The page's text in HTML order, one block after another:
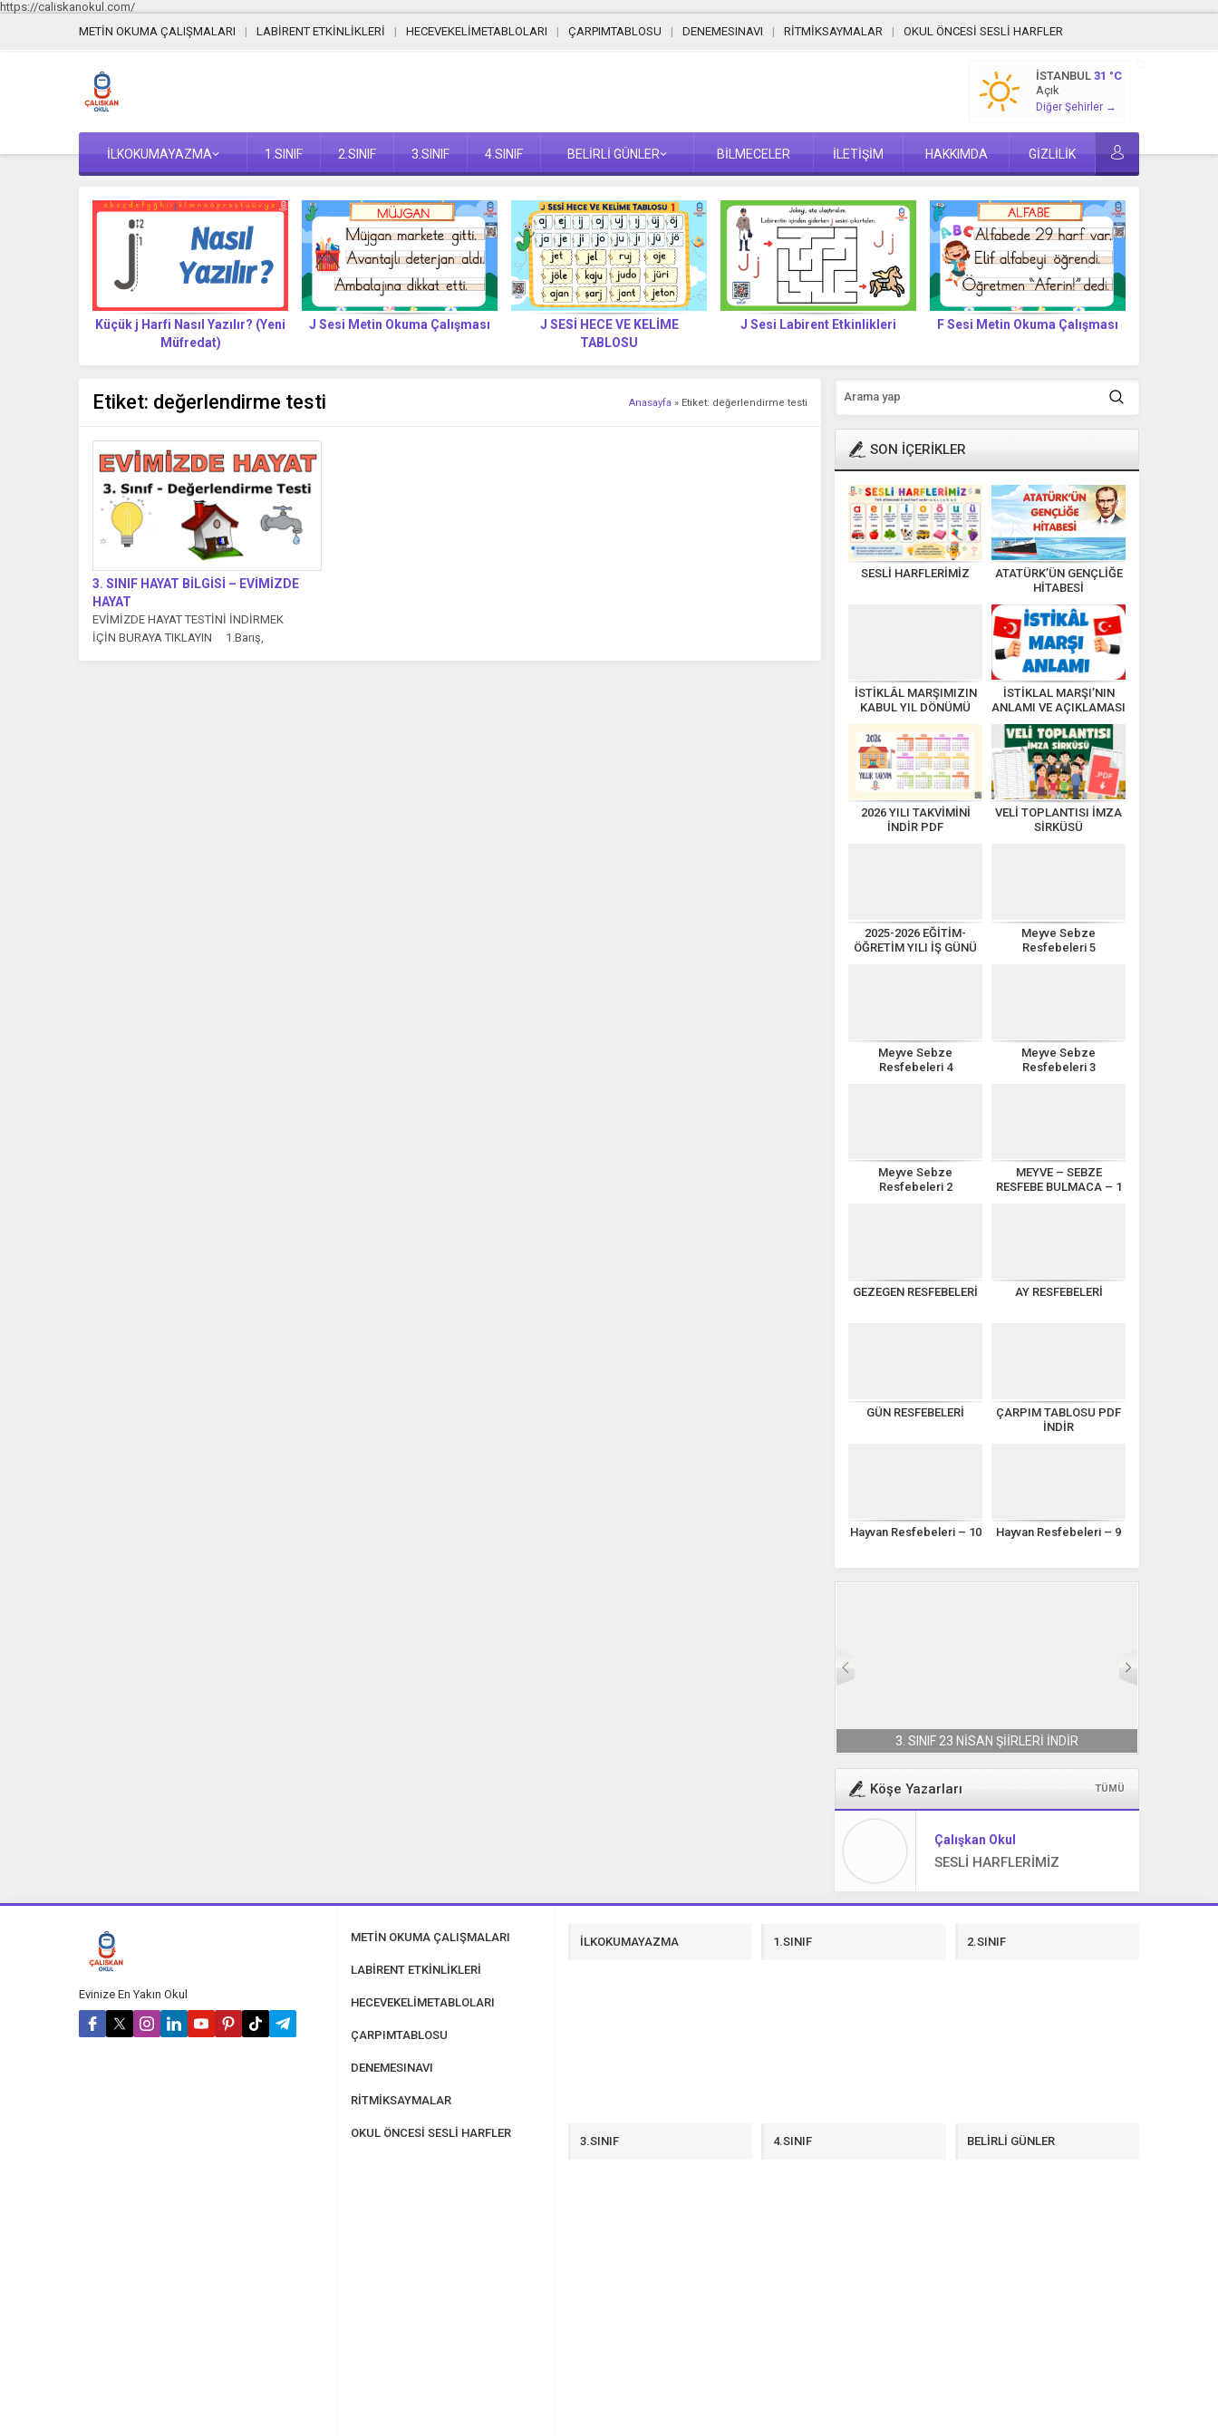
https://caliskanokul.com/
METİN OKUMA ÇALIŞMALARI
LABİRENT ETKİNLİKLERİ HECEVEKELİMETABLOLARI ÇARPIMTABLOSU DENEMESINAVI RİTMİKSAYMALAR OKUL ÖNCESİ SESLİ HARFLER
İSTANBUL 31 °C
Açık
Diğer Şehirler →
İLKOKUMAYAZMA 1.SINIF 2.SINIF 3.SINIF 4.SINIF BELİRLİ GÜNLER BİLMECELER İLETİŞİM HAKKIMDA GİZLİLİK
Küçük j Harfi Nasıl Yazılır? (Yeni
Müfredat)
J Sesi Metin Okuma Çalışması
J SESİ HECE VE KELİME
TABLOSU
J Sesi Labirent Etkinlikleri F Sesi Metin Okuma Çalışması
Anasayfa » Etiket: değerlendirme testi
Etiket: değerlendirme testi
3. SINIF HAYAT BİLGİSİ – EVİMİZDE
HAYAT
EVİMİZDE HAYAT TESTİNİ İNDİRMEK
İÇİN BURAYA TIKLAYIN 1.Barış,
SON İÇERİKLER
SESLİ HARFLERİMİZ
ATATÜRK’ÜN GENÇLİĞE
HİTABESİ
İSTİKLÂL MARŞIMIZIN
KABUL YIL DÖNÜMÜ
KUTLU OLSUN
İSTİKLAL MARŞI’NIN
ANLAMI VE AÇIKLAMASI
2026 YILI TAKVİMİNİ
İNDİR PDF
VELİ TOPLANTISI İMZA
SİRKÜSÜ
2025-2026 EĞİTİM-
ÖĞRETİM YILI İŞ GÜNÜ
Meyve Sebze
Resfebeleri 5
Meyve Sebze
Resfebeleri 4
Meyve Sebze
Resfebeleri 3
Meyve Sebze
Resfebeleri 2
MEYVE – SEBZE
RESFEBE BULMACA – 1
GEZEGEN RESFEBELERİ AY RESFEBELERİ
GÜN RESFEBELERİ
ÇARPIM TABLOSU PDF
İNDİR
Hayvan Resfebeleri – 10 Hayvan Resfebeleri – 9
3. SINIF 23 NİSAN ŞİİRLERİ İNDİR
Köşe Yazarları TÜMÜ
Çalışkan Okul
SESLİ HARFLERİMİZ
Evinize En Yakın Okul
METİN OKUMA ÇALIŞMALARI
LABİRENT ETKİNLİKLERİ
HECEVEKELİMETABLOLARI
ÇARPIMTABLOSU
DENEMESINAVI
RİTMİKSAYMALAR
OKUL ÖNCESİ SESLİ HARFLER
İLKOKUMAYAZMA 1.SINIF 2.SINIF
3.SINIF 4.SINIF BELİRLİ GÜNLER